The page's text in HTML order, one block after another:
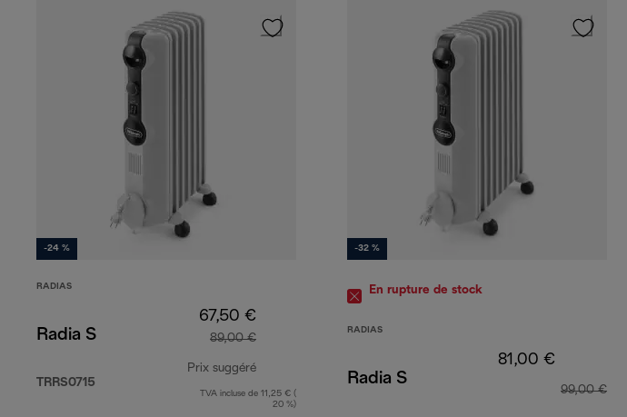
-24 %
RADIAS
Radia S
TRRS0715
67,50 €
89,00 €
Prix suggéré
prix original 89,00 €
TVA incluse de 11,25 € (
20 %)
-32 %
En rupture de stock
RADIAS
Radia S
81,00 €
99,00 €